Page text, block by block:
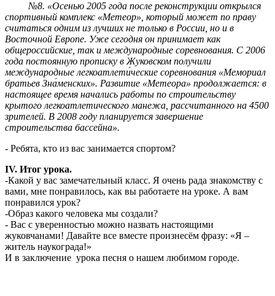
№8. «Осенью 2005 года после реконструкции открылся
спортивный комплекс «Метеор», который может по праву
считаться одним из лучших не только в России, но и в
Восточной Европе. Уже сегодня он принимает как
общероссийские, так и международные соревнования. С 2006
года постоянную прописку в Жуковском получили
международные легкоатлети́ческие соревнования «Мемориал
братьев Зна́менских». Развитие «Метеора» продолжается: в
настоящее время начались работы по строительству
крытого легкоатлетического манежа, рассчитанного на 4500
зрителей. В 2008 году планируется завершение
строительства бассейна».
- Ребята, кто из вас занимается спортом?
IV. Итог урока.
-Какой у вас замечательный класс. Я очень рада знакомству с
вами, мне понравилось, как вы работаете на уроке. А вам
понравился урок?
-Образ какого человека мы создали?
- Вас с уверенностью можно назвать настоящими
жуковчанами! Давайте все вместе произнесём фразу: «Я –
житель наукограда!»
И в заключение урока песня о нашем любимом городе.